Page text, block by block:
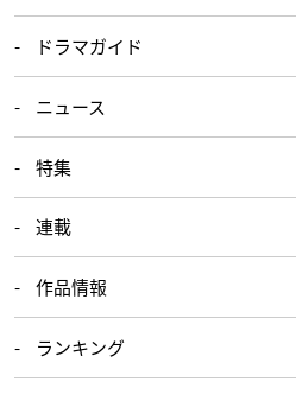
ドラマガイド
ニュース
特集
連載
作品情報
ランキング